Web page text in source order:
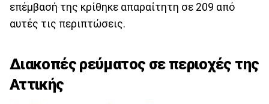
επέμβασή της κρίθηκε απαραίτητη σε 209 από
αυτές τις περιπτώσεις.
Διακοπές ρεύματος σε περιοχές της
Αττικής